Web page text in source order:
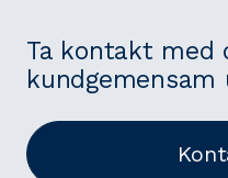
Ta kontakt med